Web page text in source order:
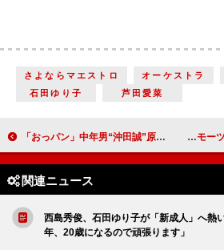
さよならマエストロ オーケストラ
石田ゆり子
芦田愛菜
「おっパン」中年男“沖田誠”原田泰造が“腐女子”の世界に 「原田泰造の演技が最高過ぎる」「アップデートに年齢は関係ない」 古川雄大と京
関連ニュース
西島秀俊、石田ゆり子が「新成人」へ熱
年、20歳になるので頑張ります」